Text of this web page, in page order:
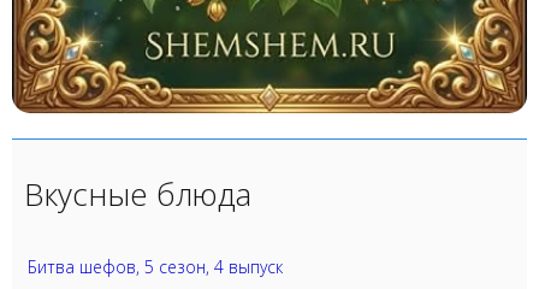
Вкусные блюда
Битва шефов, 5 сезон, 4 выпуск